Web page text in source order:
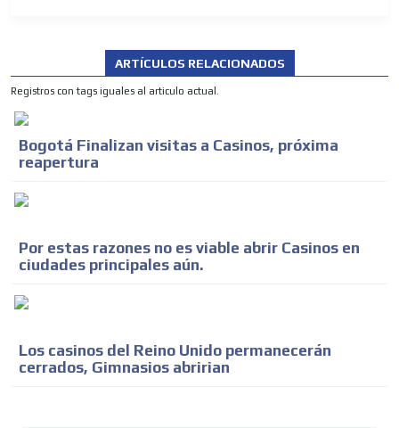
ARTÍCULOS RELACIONADOS
Registros con tags iguales al articulo actual.
Bogotá Finalizan visitas a Casinos, próxima
reapertura
Por estas razones no es viable abrir Casinos en
ciudades principales aún.
Los casinos del Reino Unido permanecerán
cerrados, Gimnasios abririan